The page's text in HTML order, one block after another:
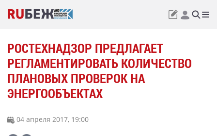
РОСТЕХНАДЗОР ПРЕДЛАГАЕТ
РЕГЛАМЕНТИРОВАТЬ КОЛИЧЕСТВО
ПЛАНОВЫХ ПРОВЕРОК НА
ЭНЕРГООБЪЕКТАХ
04 апреля 2017, 19:00